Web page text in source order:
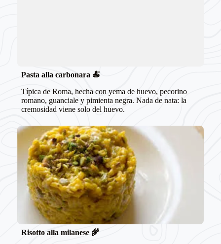
Pasta alla carbonara 🍝
Típica de Roma, hecha con yema de huevo, pecorino
romano, guanciale y pimienta negra. Nada de nata: la
cremosidad viene solo del huevo.
Risotto alla milanese🌾